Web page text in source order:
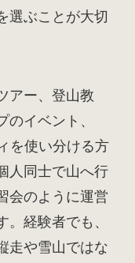
選ぶことが大切
アー、登山教
イベント、
を使い分ける方
人同士で山へ行
会のように運営
経験者でも、
走や雪山ではな